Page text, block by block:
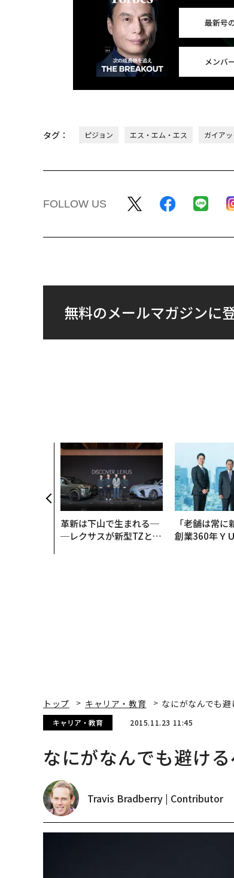
最新号
メンバ
タグ： ピジョン エス・エム・エス ガイアッ
FOLLOW US
無料のメールマガジンに
革新は下山で生まれる─
─レクサスが新型TZとE
「老舗は常に
創業360年Ｙ
トップ キャリア・教育 なにがなんでも
キャリア・教育 2015.11.23 11:45
なにがなんでも避け
Travis Bradberry | Contributor